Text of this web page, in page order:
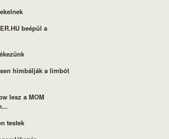
beépül a
himbálják a limbót
lesz a MOM
testek